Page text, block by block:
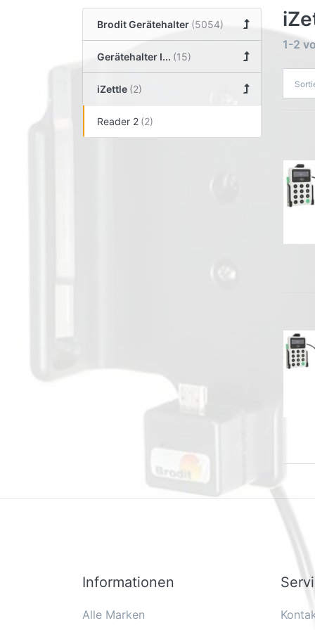
Brodit Gerätehalter
Gerätehalter I...
iZettle
Reader 2
1-2
Informationen
Alle Marken